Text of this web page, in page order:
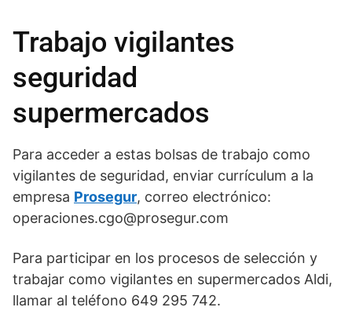
Trabajo vigilantes
seguridad
supermercados
Para acceder a estas bolsas de trabajo como
vigilantes de seguridad, enviar currículum a la
empresa Prosegur, correo electrónico:
operaciones.cgo@prosegur.com
Para participar en los procesos de selección y
trabajar como vigilantes en supermercados Aldi,
llamar al teléfono 649 295 742.